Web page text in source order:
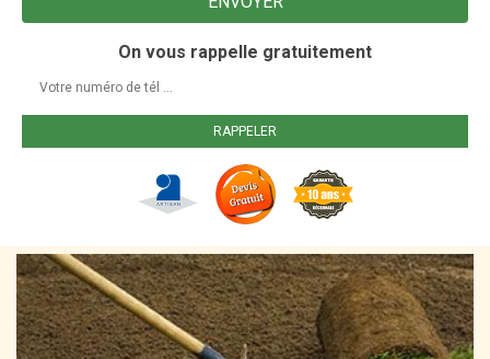
On vous rappelle gratuitement